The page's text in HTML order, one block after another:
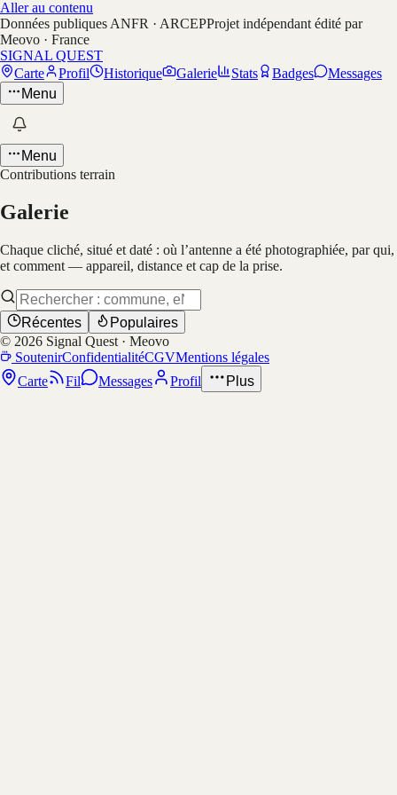
Aller au contenu
Données publiques ANFR · ARCEPProjet indépendant édité par
Meovo · France
SIGNAL QUEST
Carte
Profil Historique Galerie Stats Badges
Messages
Menu
Menu
Contributions terrain
Galerie
Chaque cliché, situé et daté : où l’antenne a été photographiée, par qui,
et comment — appareil, distance et cap de la prise.
Récentes
Populaires
© 2026 Signal Quest · Meovo
SoutenirConfidentialitéCGVMentions légales
Carte
Fil Messages Profil Plus